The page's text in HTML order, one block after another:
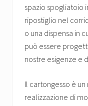
spazio spogliatoio
ripostiglio nel
o una dispensa in
può essere
nostre esigenze e
Il cartongesso è
realizzazione di